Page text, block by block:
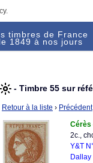
timbres de France
1849 à nos jours
- Timbre 55 sur
Retour à la liste › Précédent
Cérès
2c.,
Y&T
Dallay